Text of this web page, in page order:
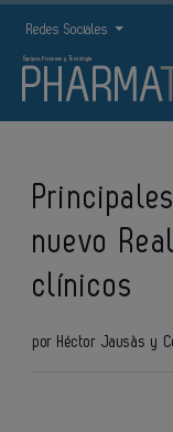
Redes Sociales
nuevo
clínicos
por Héctor Jausàs y